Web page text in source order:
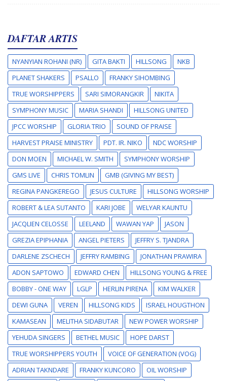
DAFTAR ARTIS
NYANYIAN ROHANI (NR) GITA BAKTI HILLSONG
NKB
PLANET SHAKERS
PSALLO
FRANKY SIHOMBING
TRUE WORSHIPPERS
SARI SIMORANGKIR
NIKITA
SYMPHONY MUSIC
MARIA SHANDI
HILLSONG UNITED
JPCC WORSHIP
GLORIA TRIO
SOUND OF PRAISE
HARVEST PRAISE MINISTRY
PDT. IR. NIKO
NDC WORSHIP
DON MOEN
MICHAEL W. SMITH
SYMPHONY WORSHIP
GMS LIVE
CHRIS TOMLIN
GMB (GIVING MY BEST)
REGINA PANGKEREGO
JESUS CULTURE
HILLSONG WORSHIP
ROBERT & LEA SUTANTO
KARI JOBE
WELYAR KAUNTU
JACQLIEN CELOSSE
LEELAND WAWAN YAP
JASON
GREZIA EPIPHANIA
ANGEL PIETERS
JEFFRY S. TJANDRA
DARLENE ZSCHECH
JEFFRY RAMBING
JONATHAN PRAWIRA
ADON SAPTOWO
EDWARD CHEN
HILLSONG YOUNG & FREE
BOBBY - ONE WAY
LGLP HERLIN PIRENA
KIM WALKER
DEWI GUNA
VEREN HILLSONG KIDS
ISRAEL HOUGTHON
KAMASEAN
MELITHA SIDABUTAR
NEW POWER WORSHIP
YEHUDA SINGERS
BETHEL MUSIC
HOPE DARST
TRUE WORSHIPPERS YOUTH
VOICE OF GENERATION (VOG)
ADRIAN TAKNDARE
FRANKY KUNCORO
OIL WORSHIP